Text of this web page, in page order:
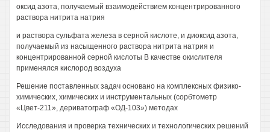
оксид азота, получаемый взаимодействием концентрированного
раствора нитрита натрия
и раствора сульфата железа в серной кислоте, и диоксид азота,
получаемый из насыщенного раствора нитрита натрия и
концентрированной серной кислоты В качестве окислителя
применялся кислород воздуха
Решение поставленных задач основано на комплексных физико-
химических, химических и инструментальных (сорбтометр
«Цвет-211», дериватограф «ОД-103») методах
Исследования и проверка технических и технологических решений